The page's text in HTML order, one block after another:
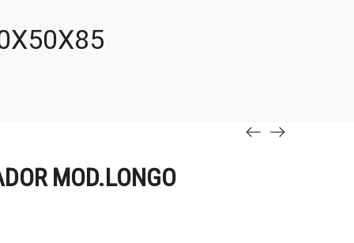
MOD.LONGO